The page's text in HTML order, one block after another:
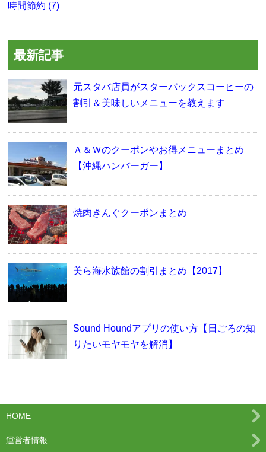
時間節約 (7)
最新記事
元スタバ店員がスターバックスコーヒーの
割引＆美味しいメニューを教えます
Ａ＆Ｗのクーポンやお得メニューまとめ
【沖縄ハンバーガー】
焼肉きんぐクーポンまとめ
美ら海水族館の割引まとめ【2017】
Sound Houndアプリの使い方【日ごろの知
りたいモヤモヤを解消】
HOME
運営者情報